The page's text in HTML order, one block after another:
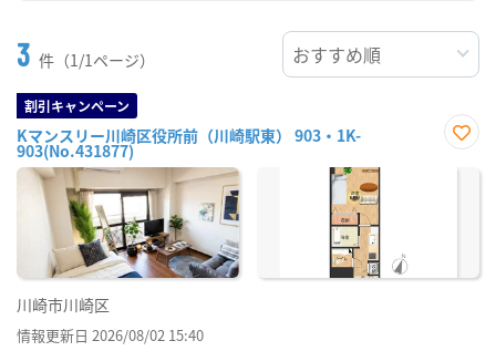
3 件（1/1ページ）
割引キャンペーン
Kマンスリー川崎区役所前（川崎駅東） 903・1K-
903(No.431877)
に入
川崎市川崎区
情報更新日 2026/08/02 15:40